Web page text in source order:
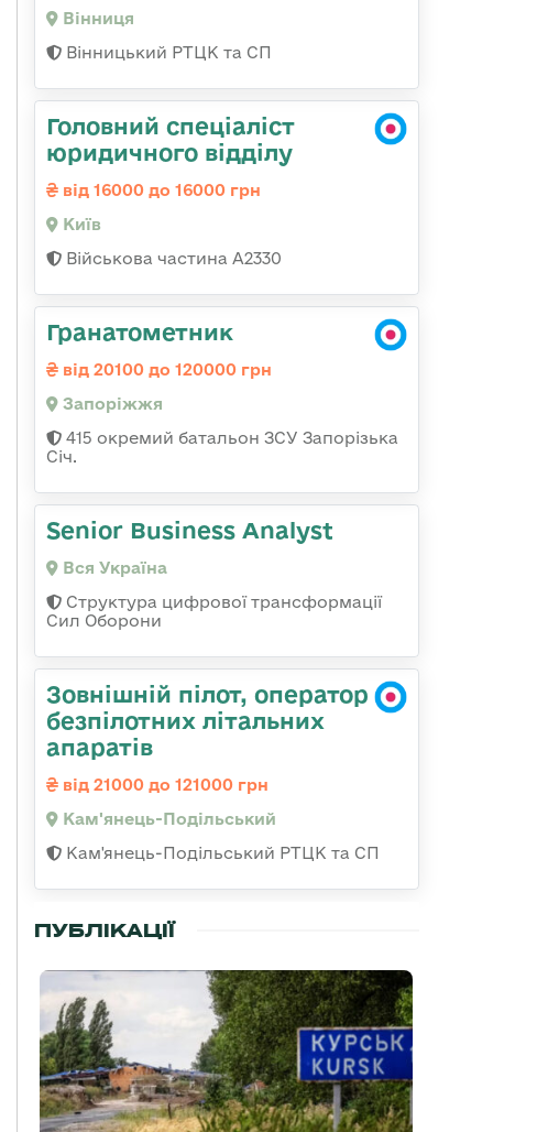
Вінниця
Вінницький РТЦК та СП
Головний спеціаліст
юридичного відділу
від 16000 до 16000 грн
Київ
Військова частина A2330
Гранатометник
від 20100 до 120000 грн
Запоріжжя
415 окремий батальон ЗСУ Запорізька
Січ.
Senior Business Analyst
Вся Україна
Структура цифрової трансформації
Сил Оборони
Зовнішній пілот, оператор
безпілотних літальних
апаратів
від 21000 до 121000 грн
Кам'янець-Подільський
Кам'янець-Подільський РТЦК та СП
ПУБЛІКАЦІЇ